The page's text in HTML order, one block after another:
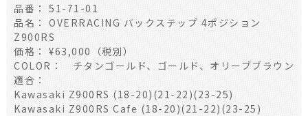
品番： 51-71-01
品名： OVERRACING バックステップ 4ポジション
Z900RS
価格： ¥63,000（税別）
COLOR： チタンゴールド、ゴールド、オリーブブラウン
適合：
Kawasaki Z900RS (18-20)(21-22)(23-25)
Kawasaki Z900RS Cafe (18-20)(21-22)(23-25)